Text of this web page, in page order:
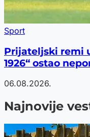
Sport
Prijateljski remi
1926“ ostao
06.08.2026.
Najnovije